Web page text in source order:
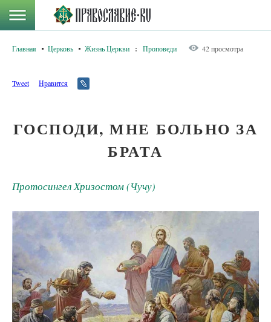
Главная Церковь Жизнь Церкви : Проповеди 42 просмотра
Tweet Нравится
ГОСПОДИ, МНЕ БОЛЬНО ЗА
БРАТА
Протосингел Хризостом (Чучу)